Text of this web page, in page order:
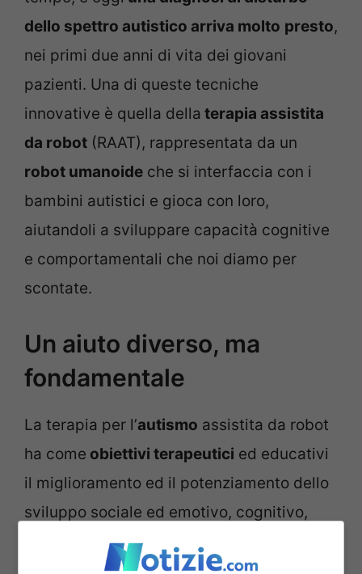
dello spettro autistico arriva molto presto,
nei primi due anni di vita dei giovani
pazienti. Una di queste tecniche
innovative è quella della terapia assistita
da robot (RAAT), rappresentata da un
robot umanoide che si interfaccia con i
bambini autistici e gioca con loro,
aiutandoli a sviluppare capacità cognitive
e comportamentali che noi diamo per
scontate.
Un aiuto diverso, ma
fondamentale
La terapia per l’autismo assistita da robot
ha come obiettivi terapeutici ed educativi
il miglioramento ed il potenziamento dello
sviluppo sociale ed emotivo, cognitivo,
motorio e sensoriale. Ognuna di queste
aree richiede un approccio e tipologie di